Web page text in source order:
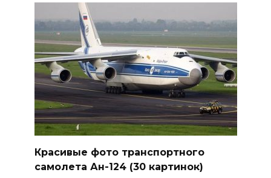
Красивые фото транспортного
самолета Ан-124 (30 картинок)